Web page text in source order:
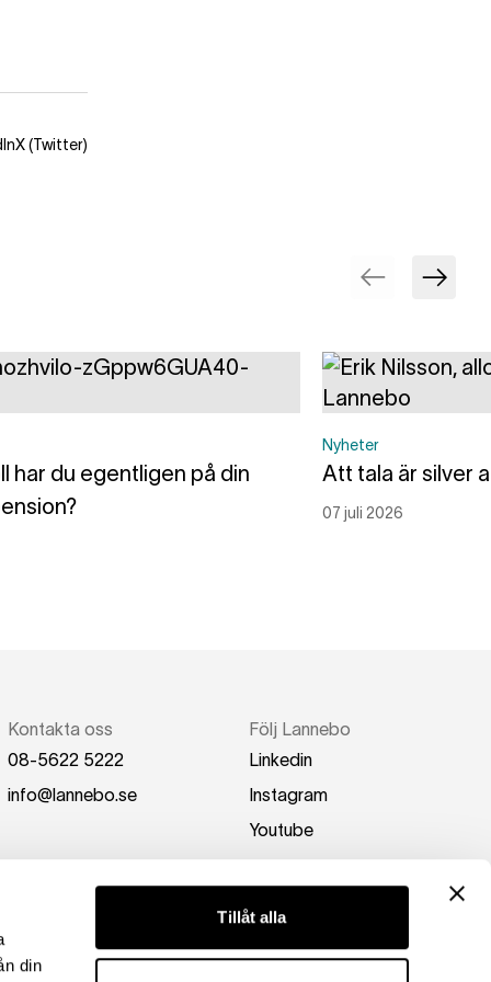
din
Tillåt alla
X (Twitter)
har du egentligen på din
Nyheter
Att tala är silver
07 juli 2026
Kontakta oss
08-5622 5222
info@lannebo.se
Följ Lannebo
Linkedin
Instagram
Youtube